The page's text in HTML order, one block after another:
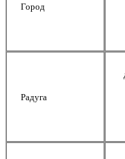
Город
Радуга